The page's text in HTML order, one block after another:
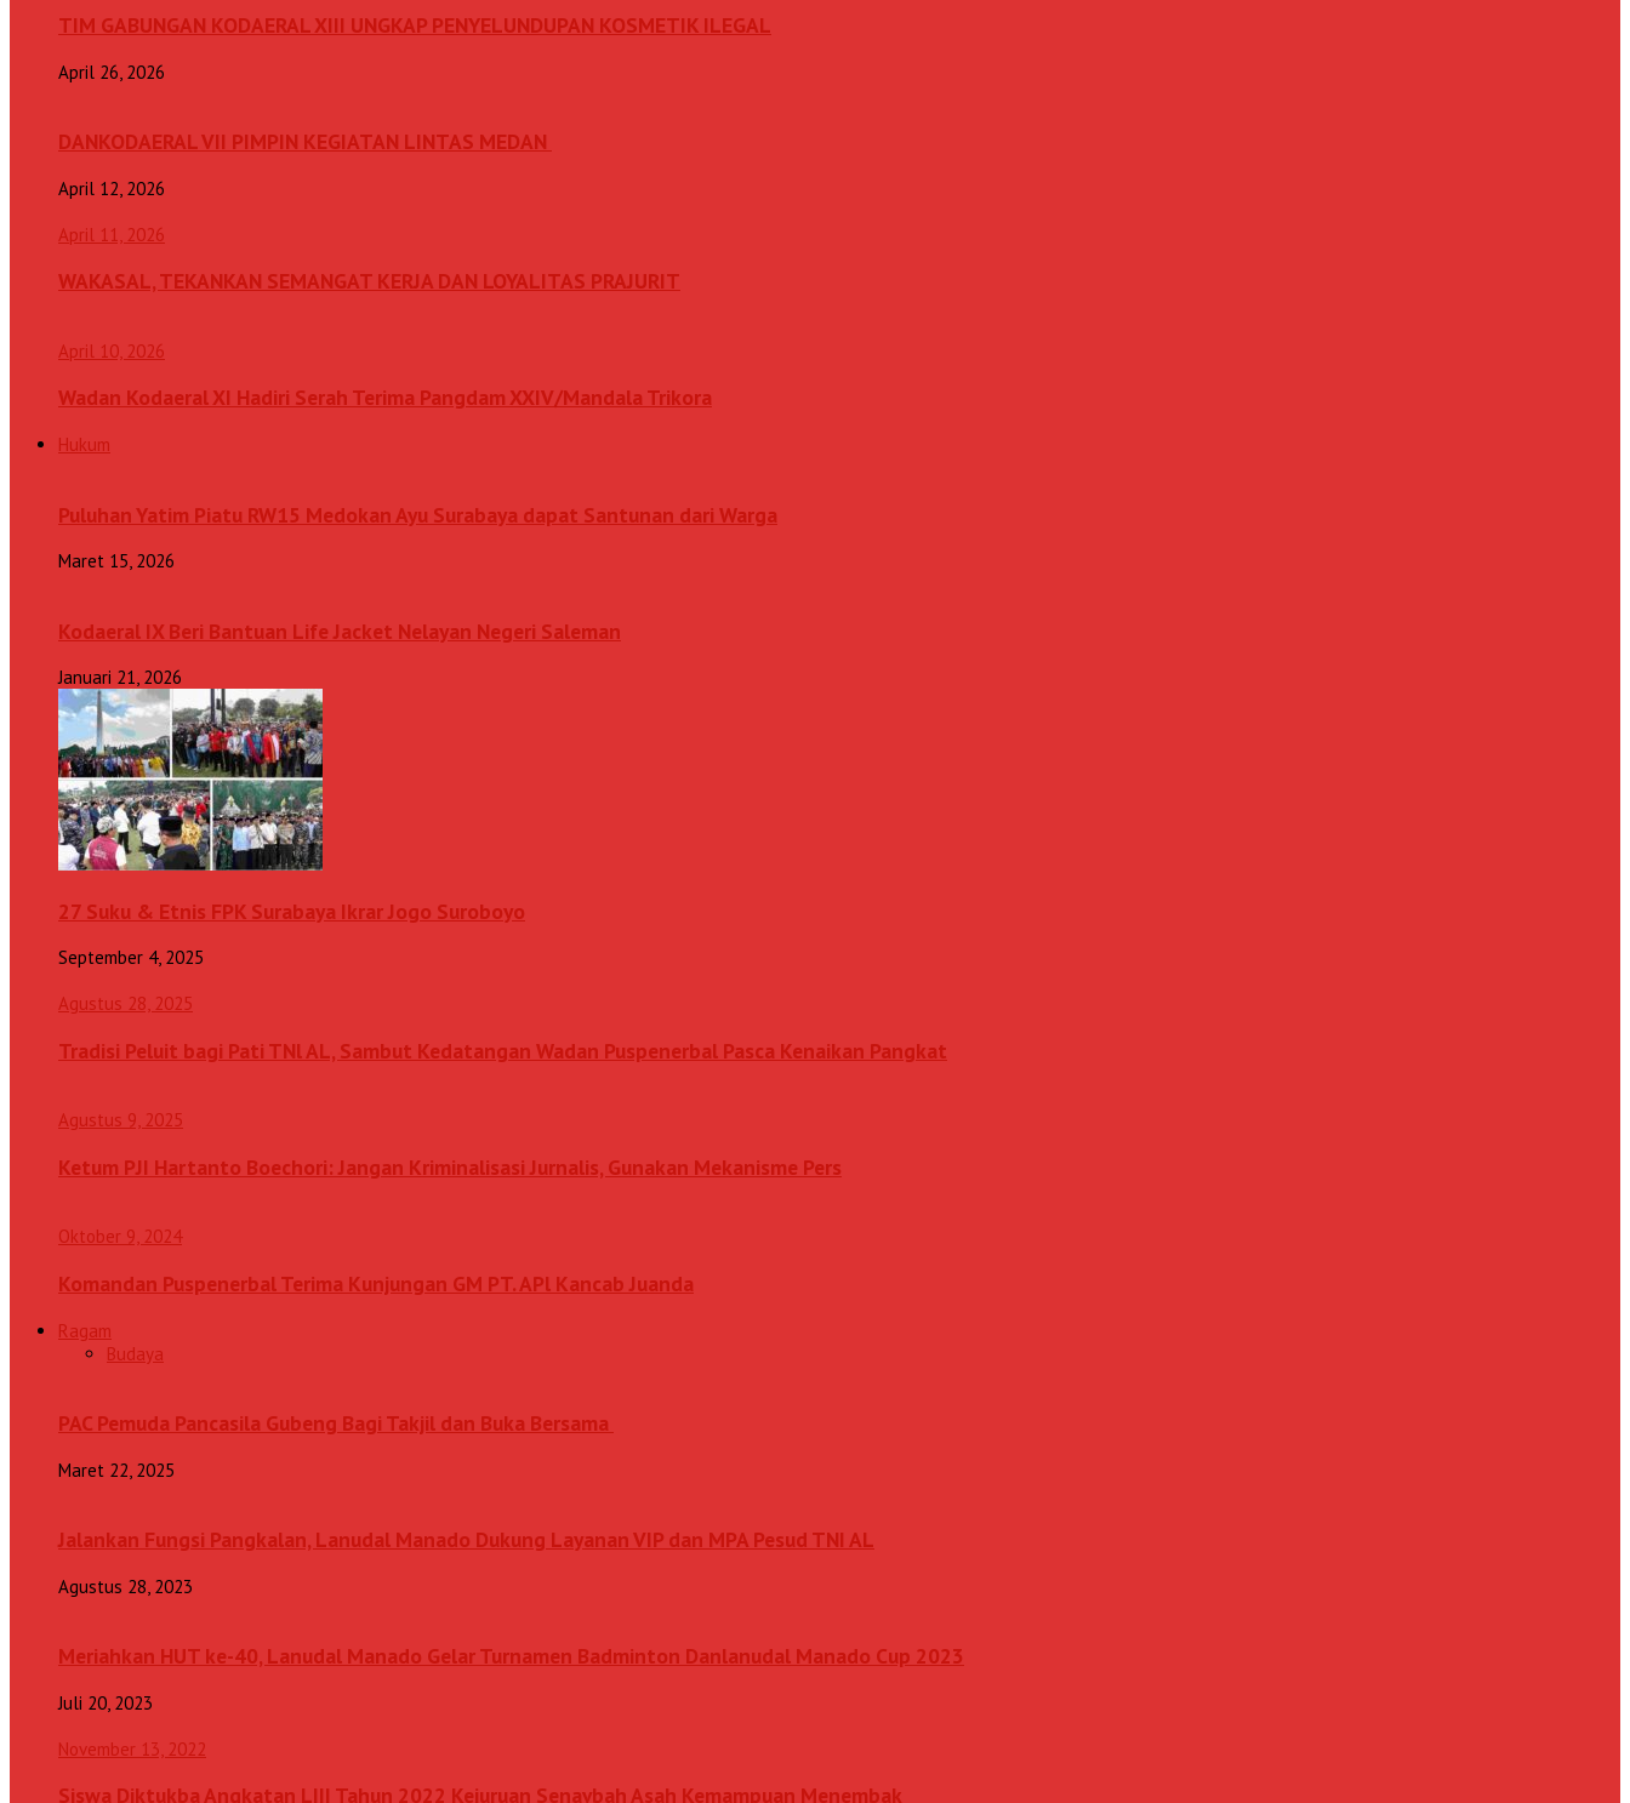
TIM GABUNGAN KODAERAL XIII UNGKAP PENYELUNDUPAN KOSMETIK ILEGAL
April 26, 2026
DANKODAERAL VII PIMPIN KEGIATAN LINTAS MEDAN
April 12, 2026
April 11, 2026
WAKASAL, TEKANKAN SEMANGAT KERJA DAN LOYALITAS PRAJURIT
April 10, 2026
Wadan Kodaeral XI Hadiri Serah Terima Pangdam XXIV/Mandala Trikora
Hukum
Puluhan Yatim Piatu RW15 Medokan Ayu Surabaya dapat Santunan dari Warga
Maret 15, 2026
Kodaeral IX Beri Bantuan Life Jacket Nelayan Negeri Saleman
Januari 21, 2026
27 Suku & Etnis FPK Surabaya Ikrar Jogo Suroboyo
September 4, 2025
Agustus 28, 2025
Tradisi Peluit bagi Pati TNl AL, Sambut Kedatangan Wadan Puspenerbal Pasca Kenaikan Pangkat
Agustus 9, 2025
Ketum PJI Hartanto Boechori: Jangan Kriminalisasi Jurnalis, Gunakan Mekanisme Pers
Oktober 9, 2024
Komandan Puspenerbal Terima Kunjungan GM PT. APl Kancab Juanda
Ragam
Budaya
PAC Pemuda Pancasila Gubeng Bagi Takjil dan Buka Bersama
Maret 22, 2025
Jalankan Fungsi Pangkalan, Lanudal Manado Dukung Layanan VIP dan MPA Pesud TNI AL
Agustus 28, 2023
Meriahkan HUT ke-40, Lanudal Manado Gelar Turnamen Badminton Danlanudal Manado Cup 2023
Juli 20, 2023
November 13, 2022
Siswa Diktukba Angkatan LIII Tahun 2022 Kejuruan Senavbah Asah Kemampuan Menembak